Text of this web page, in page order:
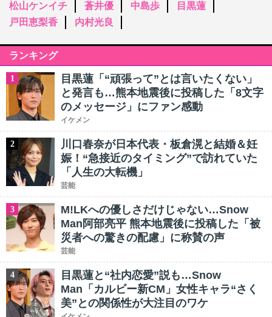
松山ケンイチ
蒼井優 中島歩
目黒蓮
戸田恵梨香
内村光良
ランキング
1
目黒蓮「“頑張って”とは言いたくない」
と発言も…熊本地震後に投稿した「8文字
のメッセージ」にファン感動
イケメン
2
川口春奈が日本代表・板倉滉と結婚＆妊
娠！“急接近のタイミング”で訪れていた
「人生の大転機」
芸能
3
M!LKへの優しさだけじゃない…Snow
Man阿部亮平 熊本地震後に投稿した「被
災者への驚きの配慮」に称賛の声
芸能
4
目黒蓮と“社内恋愛”説も…Snow
Man「カルビー新CM」女性キャラ“さく
美”との関係性が大注目のワケ